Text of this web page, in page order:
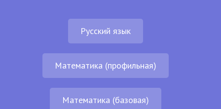
Русский язык
Математика (профильная)
Математика (базовая)